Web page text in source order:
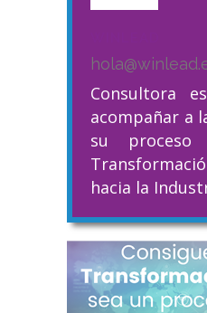
Consultora
acompañar a
su proceso
hacia la